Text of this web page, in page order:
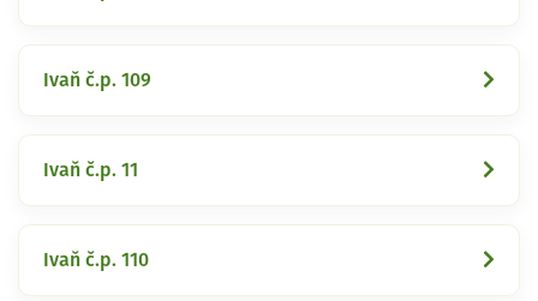
Ivaň č.p. 109
Ivaň č.p. 11
Ivaň č.p. 110